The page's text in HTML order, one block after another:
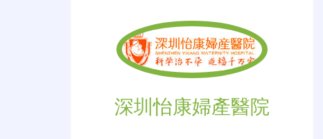
深圳怡康婦產醫院